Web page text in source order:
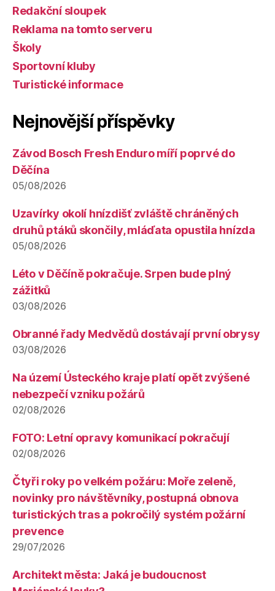
Redakční sloupek
Reklama na tomto serveru
Školy
Sportovní kluby
Turistické informace
Nejnovější příspěvky
Závod Bosch Fresh Enduro míří poprvé do
Děčína
05/08/2026
Uzavírky okolí hnízdišť zvláště chráněných
druhů ptáků skončily, mláďata opustila hnízda
05/08/2026
Léto v Děčíně pokračuje. Srpen bude plný
zážitků
03/08/2026
Obranné řady Medvědů dostávají první obrysy
03/08/2026
Na území Ústeckého kraje platí opět zvýšené
nebezpečí vzniku požárů
02/08/2026
FOTO: Letní opravy komunikací pokračují
02/08/2026
Čtyři roky po velkém požáru: Moře zeleně,
novinky pro návštěvníky, postupná obnova
turistických tras a pokročilý systém požární
prevence
29/07/2026
Architekt města: Jaká je budoucnost